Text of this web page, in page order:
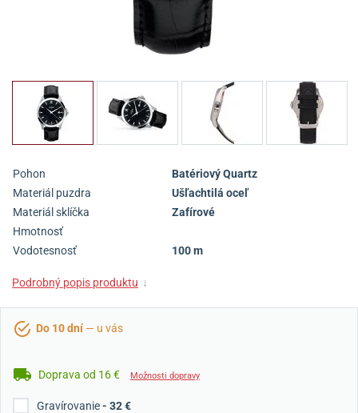
Pohon
Batériový Quartz
Materiál puzdra
Ušľachtilá oceľ
Materiál sklíčka
Zafírové
Hmotnosť
Vodotesnosť
100 m
Podrobný popis produktu ↓
Do 10 dní — u vás
Doprava od 16 € Možnosti dopravy
Gravírovanie- 32 €